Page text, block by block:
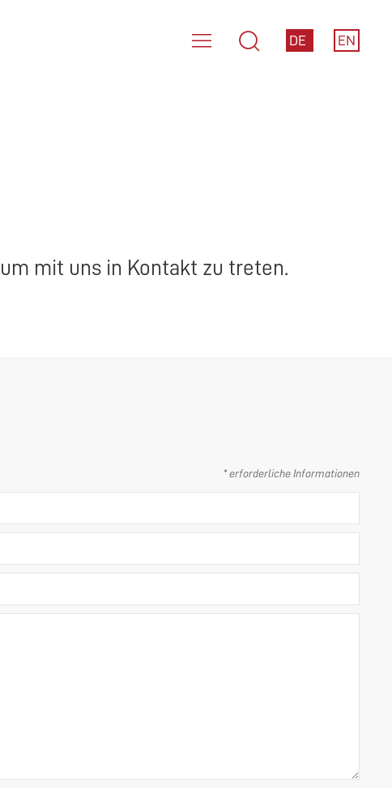
DE EN
mit uns in Kontakt zu treten.
* erforderliche Informationen